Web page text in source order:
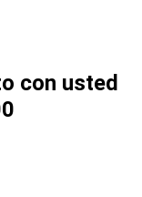
con usted